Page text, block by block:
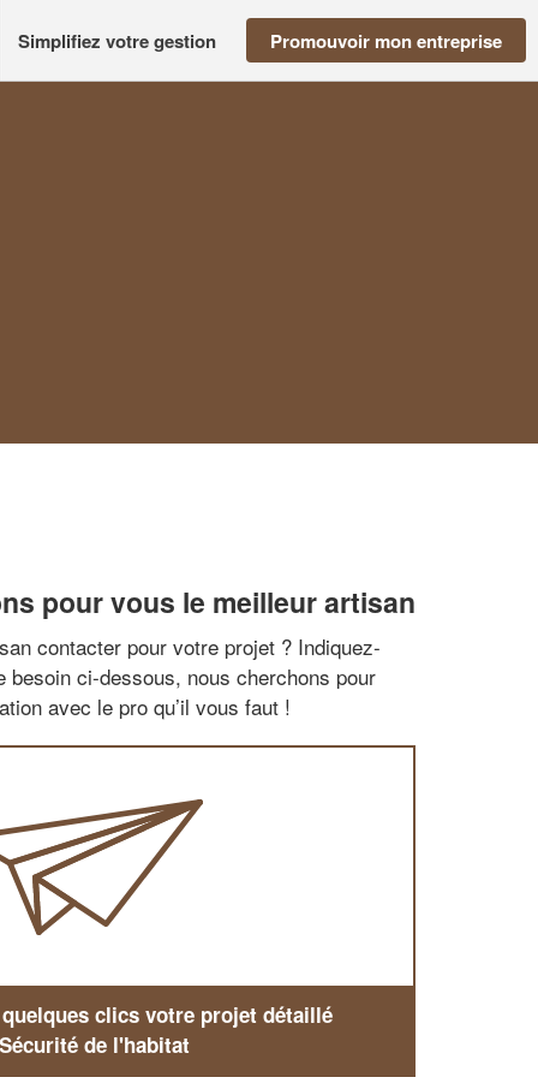
Simplifiez votre gestion Promouvoir mon entreprise
pour vous le meilleur artisan
contacter pour votre projet ? Indiquez-
besoin ci-dessous, nous cherchons pour
avec le pro qu’il vous faut !
clics votre projet détaillé
de l'habitat